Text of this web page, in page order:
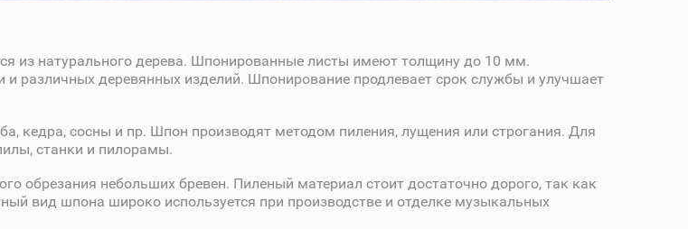
из натурального дерева. Шпонированные листы имеют толщину до 10 мм.
и различных деревянных изделий. Шпонирование продлевает срок службы и улучшает
кедра, сосны и пр. Шпон производят методом пиления, лущения или строгания. Для
станки и пилорамы.
обрезания небольших бревен. Пиленый материал стоит достаточно дорого, так как
вид шпона широко используется при производстве и отделке музыкальных